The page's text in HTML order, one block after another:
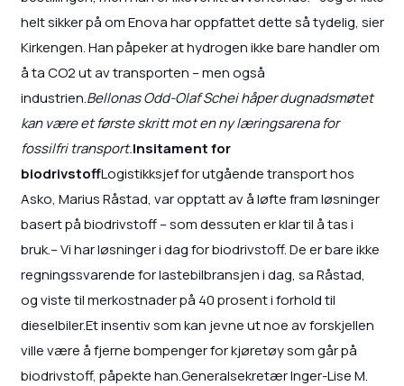
helt sikker på om Enova har oppfattet dette så tydelig, sier
Kirkengen. Han påpeker at hydrogen ikke bare handler om
å ta CO2 ut av transporten – men også
industrien.Bellonas Odd-Olaf Schei håper dugnadsmøtet
kan være et første skritt mot en ny læringsarena for
fossilfri transport.Insitament for
biodrivstoffLogistikksjef for utgående transport hos
Asko, Marius Råstad, var opptatt av å løfte fram løsninger
basert på biodrivstoff – som dessuten er klar til å tas i
bruk.– Vi har løsninger i dag for biodrivstoff. De er bare ikke
regningssvarende for lastebilbransjen i dag, sa Råstad,
og viste til merkostnader på 40 prosent i forhold til
dieselbiler.Et insentiv som kan jevne ut noe av forskjellen
ville være å fjerne bompenger for kjøretøy som går på
biodrivstoff, påpekte han.Generalsekretær Inger-Lise M.